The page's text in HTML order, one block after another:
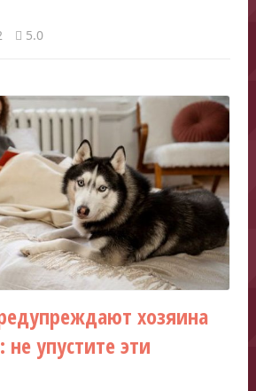
5.0
хозяина
не упустите эти